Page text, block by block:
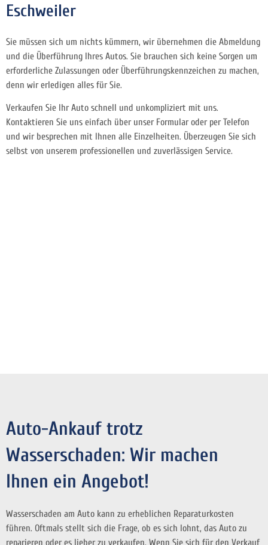
Eschweiler
Sie müssen sich um nichts kümmern, wir übernehmen die Abmeldung
und die Überführung Ihres Autos. Sie brauchen sich keine Sorgen um
erforderliche Zulassungen oder Überführungskennzeichen zu machen,
denn wir erledigen alles für Sie.
Verkaufen Sie Ihr Auto schnell und unkompliziert mit uns.
Kontaktieren Sie uns einfach über unser Formular oder per Telefon
und wir besprechen mit Ihnen alle Einzelheiten. Überzeugen Sie sich
selbst von unserem professionellen und zuverlässigen Service.
Auto-Ankauf trotz
Wasserschaden: Wir machen
Ihnen ein Angebot!
Wasserschaden am Auto kann zu erheblichen Reparaturkosten
führen. Oftmals stellt sich die Frage, ob es sich lohnt, das Auto zu
reparieren oder es lieber zu verkaufen. Wenn Sie sich für den Verkauf